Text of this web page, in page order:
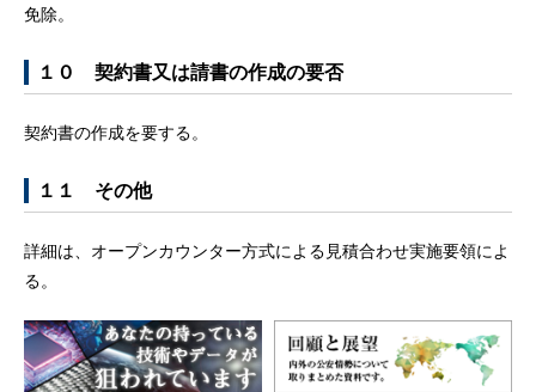
免除。
１０ 契約書又は請書の作成の要否
契約書の作成を要する。
１１ その他
詳細は、オープンカウンター方式による見積合わせ実施要領によ
る。